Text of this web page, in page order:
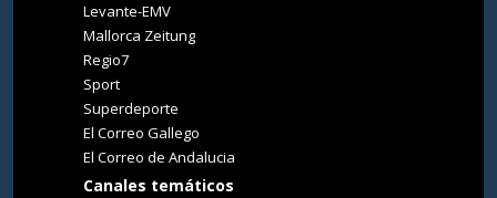
Levante-EMV
Mallorca Zeitung
Regio7
Sport
Superdeporte
El Correo Gallego
El Correo de Andalucia
Canales temáticos